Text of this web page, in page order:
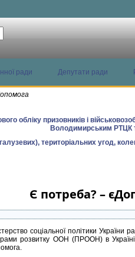
ради Депутати ради
обліку призовників і
Володимирським РТЦК
територіальних угод,
Є потреба? –
соціальної політики
розвитку ООН (ПРООН) в